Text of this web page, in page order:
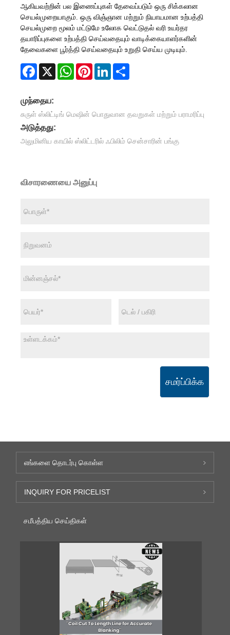
ஆகியவற்றின் பல இணைப்புகள் தேவைப்படும் ஒரு சிக்கலான
செயல்முறையாகும். ஒரு விஞ்ஞான மற்றும் நியாயமான உற்பத்தி
செயல்முறை மூலம் மட்டுமே உலோக வெட்டுதல் வரி உயர்தர
தயாரிப்புகளை உற்பத்தி செய்வதையும் வாடிக்கையாளர்களின்
தேவைகளை பூர்த்தி செய்வதையும் உறுதி செய்ய முடியும்.
Facebook
X WhatsAppPinterestLinkedIn
முந்தைய:
சுருள் ஸ்லிட்டிங் மெஷின் பொதுவான தவறுகள் மற்றும் பராமரிப்பு
அடுத்தது:
அலுமினிய காயில் ஸ்லிட்டரில் ஃபிலிம் சென்சாரின் பங்கு
விசாரணையை அனுப்பு
சமர்ப்பிக்க
எங்களை தொடர்பு கொள்ள
INQUIRY FOR PRICELIST
சமீபத்திய செய்திகள்